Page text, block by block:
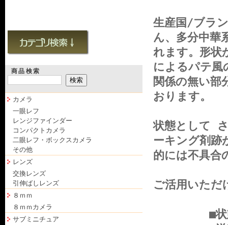
商品検索
カメラ
一眼レフ
レンジファインダー
コンパクトカメラ
二眼レフ・ボックスカメラ
その他
レンズ
交換レンズ
引伸ばしレンズ
８ｍｍ
８ｍｍカメラ
サブミニチュア
生産国/ブラ
ん、多分中華
れます。形状
によるパテ風
関係の無い部
おります。
状態として
ーキング剤跡
的には不具合
ご活用いただ
■状態は前